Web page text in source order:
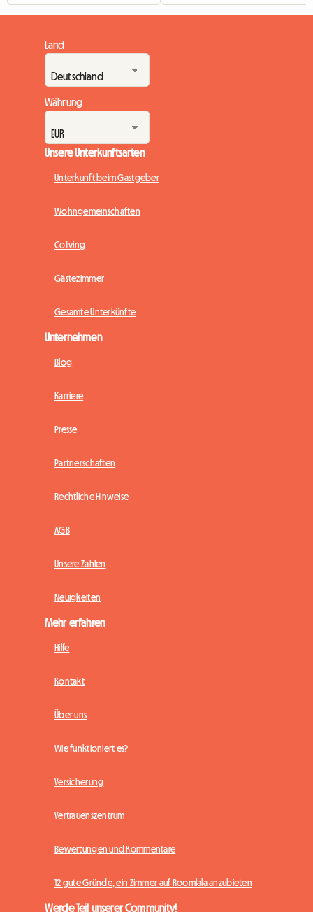
Land
Währung
Unsere Unterkunftsarten
Unterkunft beim Gastgeber
Wohngemeinschaften
Coliving
Gästezimmer
Gesamte Unterkünfte
Unternehmen
Blog
Karriere
Presse
Partnerschaften
Rechtliche Hinweise
AGB
Unsere Zahlen
Neuigkeiten
Mehr erfahren
Hilfe
Kontakt
Über uns
Wie funktioniert es?
Versicherung
Vertrauenszentrum
Bewertungen und Kommentare
12 gute Gründe, ein Zimmer auf Roomlala anzubieten
Werde Teil unserer Community!